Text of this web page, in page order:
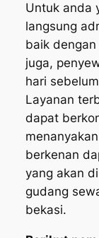
Untuk anda
langsung
baik
juga,
hari
Layanan
dapat
berkenan
yang akan
gudang
bekasi.